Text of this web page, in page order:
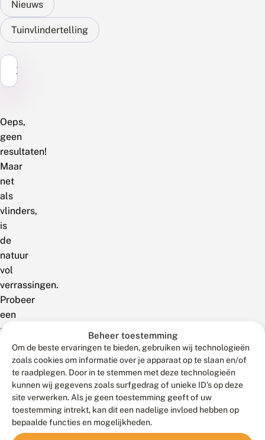
Beheer toestemming
Om de beste ervaringen te bieden, gebruiken wij technologieën
zoals cookies om informatie over je apparaat op te slaan en/of
te raadplegen. Door in te stemmen met deze technologieën
kunnen wij gegevens zoals surfgedrag of unieke ID's op deze
site verwerken. Als je geen toestemming geeft of uw
toestemming intrekt, kan dit een nadelige invloed hebben op
bepaalde functies en mogelijkheden.
Nieuws
Tuinvlindertelling
Zoek...
Oeps,
geen
resultaten!
Maar
net
als
vlinders,
is
de
natuur
vol
verrassingen.
Probeer
een
andere
zoekterm!